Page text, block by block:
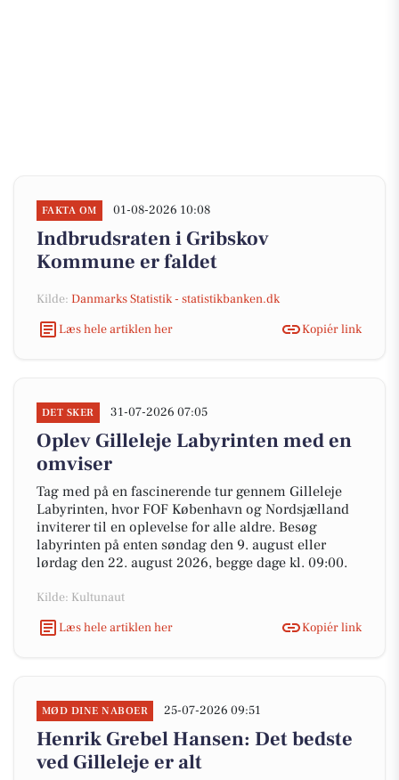
FAKTA OM 01-08-2026 10:08
Indbrudsraten i Gribskov
Kommune er faldet
Kilde: Danmarks Statistik - statistikbanken.dk
Læs hele artiklen her
Kopiér link
DET SKER 31-07-2026 07:05
Oplev Gilleleje Labyrinten med en
omviser
Tag med på en fascinerende tur gennem Gilleleje
Labyrinten, hvor FOF København og Nordsjælland
inviterer til en oplevelse for alle aldre. Besøg
labyrinten på enten søndag den 9. august eller
lørdag den 22. august 2026, begge dage kl. 09:00.
Kilde: Kultunaut
Læs hele artiklen her
Kopiér link
MØD DINE NABOER 25-07-2026 09:51
Henrik Grebel Hansen: Det bedste
ved Gilleleje er alt